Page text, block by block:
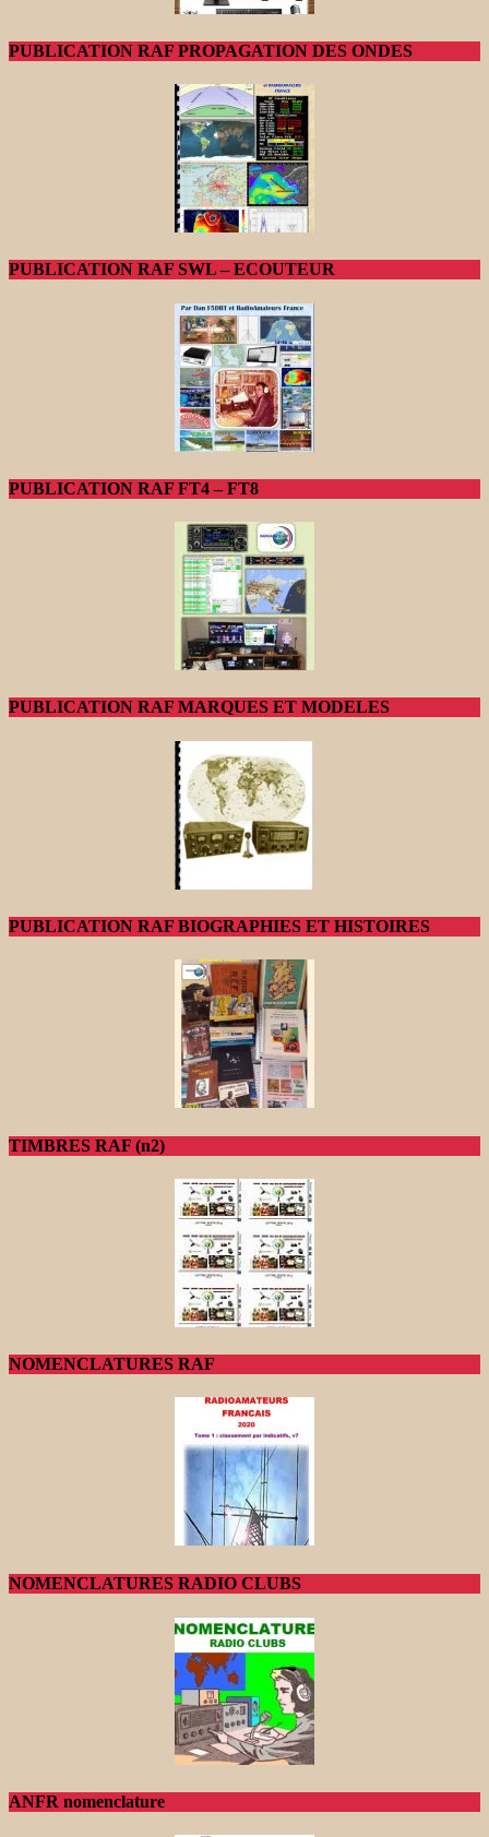
PUBLICATION RAF PROPAGATION DES ONDES
PUBLICATION RAF SWL – ECOUTEUR
PUBLICATION RAF FT4 – FT8
PUBLICATION RAF MARQUES ET MODELES
PUBLICATION RAF BIOGRAPHIES ET HISTOIRES
TIMBRES RAF (n2)
NOMENCLATURES RAF
NOMENCLATURES RADIO CLUBS
ANFR nomenclature